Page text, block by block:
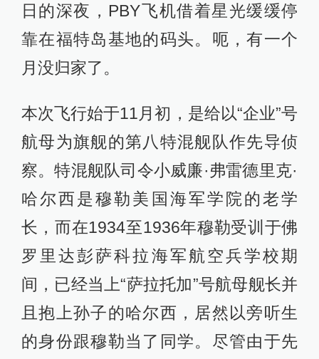
日的深夜，PBY飞机借着星光缓缓停
靠在福特岛基地的码头。呃，有一个
月没归家了。
本次飞行始于11月初，是给以“企业”号
航母为旗舰的第八特混舰队作先导侦
察。特混舰队司令小威廉·弗雷德里克·
哈尔西是穆勒美国海军学院的老学
长，而在1934至1936年穆勒受训于佛
罗里达彭萨科拉海军航空兵学校期
间，已经当上“萨拉托加”号航母舰长并
且抱上孙子的哈尔西，居然以旁听生
的身份跟穆勒当了同学。尽管由于先